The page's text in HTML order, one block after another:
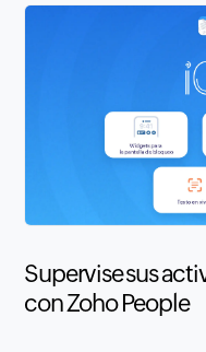
Supervise sus
con Zoho People